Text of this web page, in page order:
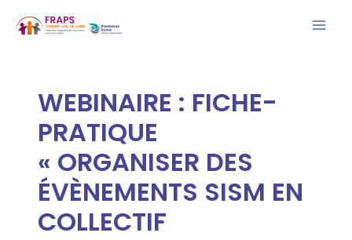
WEBINAIRE : FICHE-
PRATIQUE
« ORGANISER DES
ÉVÈNEMENTS SISM EN
COLLECTIF